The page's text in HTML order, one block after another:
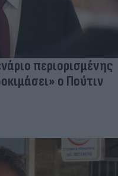
περιορισμένης
ο Πούτιν